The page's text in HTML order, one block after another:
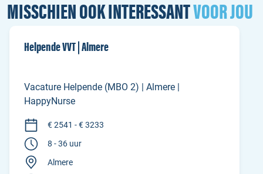
MISSCHIEN OOK INTERESSANTVOOR JOU
Helpende VVT | Almere
Vacature Helpende (MBO 2) | Almere |
HappyNurse
€ 2541 - € 3233
8 - 36 uur
Almere